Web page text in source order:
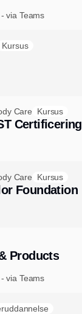
via Teams
Kursus
Care Kursus
Certificering
Care Kursus
Foundation
Products
via Teams